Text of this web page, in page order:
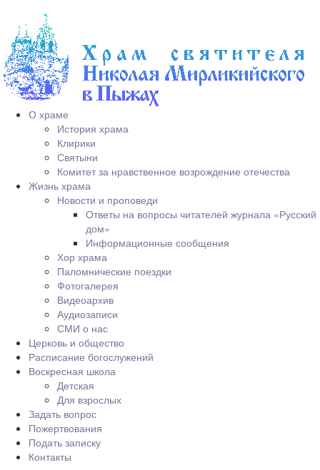
О храме
История храма
Клирики
Святыни
Комитет за нравственное возрождение отечества
Жизнь храма
Новости и проповеди
Ответы на вопросы читателей журнала «Русский
дом»
Информационные сообщения
Хор храма
Паломнические поездки
Фотогалерея
Видеоархив
Аудиозаписи
СМИ о нас
Церковь и общество
Расписание богослужений
Воскресная школа
Детская
Для взрослых
Задать вопрос
Пожертвования
Подать записку
Контакты